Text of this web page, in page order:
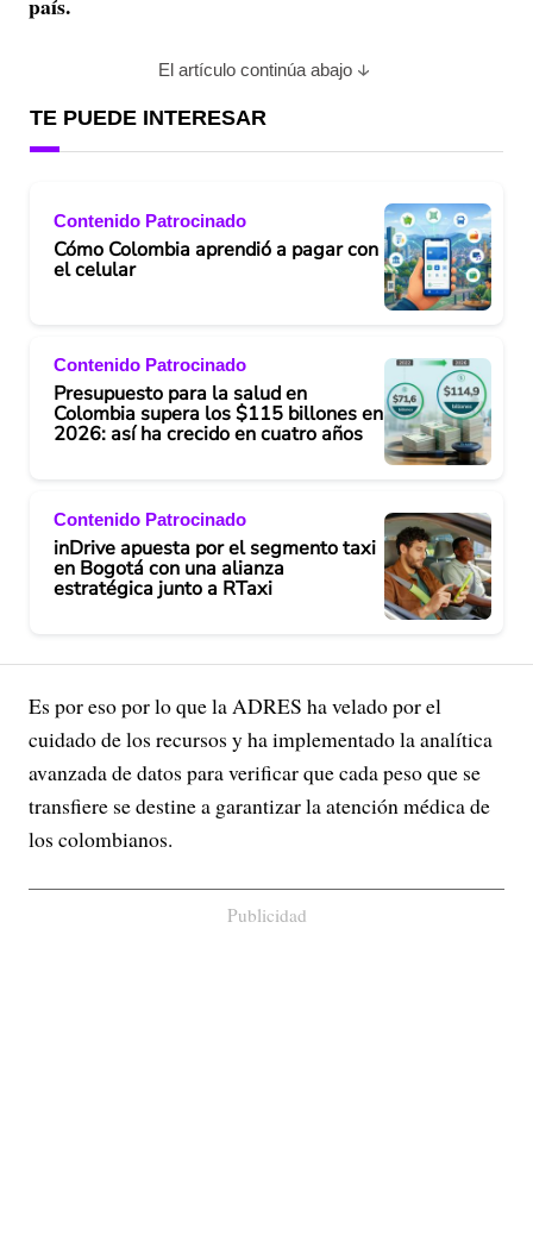
El artículo continúa abajo
TE PUEDE INTERESAR
Contenido Patrocinado
Cómo Colombia aprendió a pagar con
el celular
Contenido Patrocinado
Presupuesto para la salud en
Colombia supera los $115 billones en
2026: así ha crecido en cuatro años
Contenido Patrocinado
inDrive apuesta por el segmento taxi
en Bogotá con una alianza
estratégica junto a RTaxi
Es por eso por lo que la ADRES ha velado por el
cuidado de los recursos y ha implementado la analítica
avanzada de datos para verificar que cada peso que se
transfiere se destine a garantizar la atención médica de
los colombianos.
Publicidad